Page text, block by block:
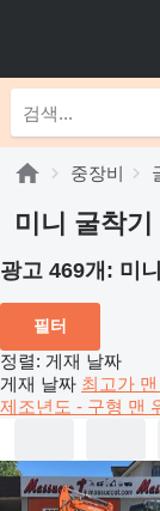
중장비
미니 굴착
광고 469개: 미
필터
정렬: 게재 날짜
게재 날짜 최고가 맨
제조년도 - 구형 맨